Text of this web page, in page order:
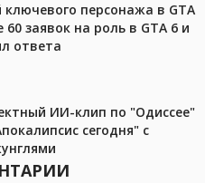
персонажа в GTA
заявок на роль в GTA 6 и
ответа
ИИ-клип по "Одиссее"
сегодня" с